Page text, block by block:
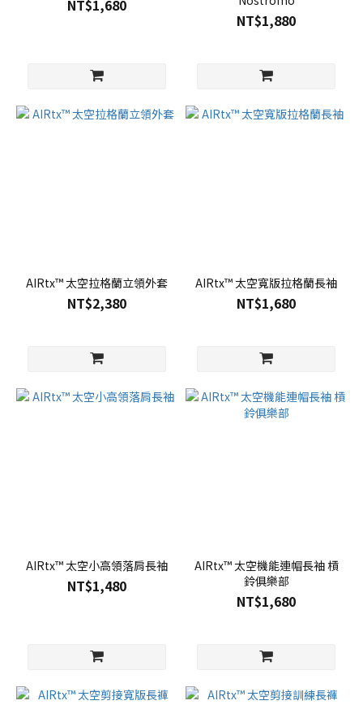
NT$1,680
NT$1,880
AIRtx™ 太空拉格蘭立領外套
NT$2,380
AIRtx™ 太空寬版拉格蘭長袖
NT$1,680
AIRtx™ 太空小高領落肩長袖
NT$1,480
AIRtx™ 太空機能連帽長袖 槓
鈴俱樂部
NT$1,680